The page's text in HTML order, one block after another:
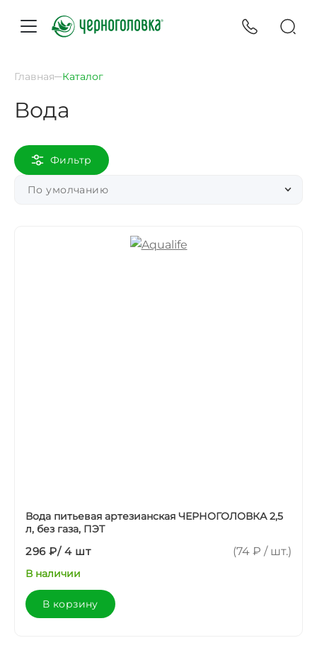
Главная Каталог
Вода
Фильтр
По умолчанию
Вода питьевая артезианская ЧЕРНОГОЛОВКА 2,5
л, без газа, ПЭТ
296 ₽/4 шт (74 ₽ / шт.)
В наличии
В корзину